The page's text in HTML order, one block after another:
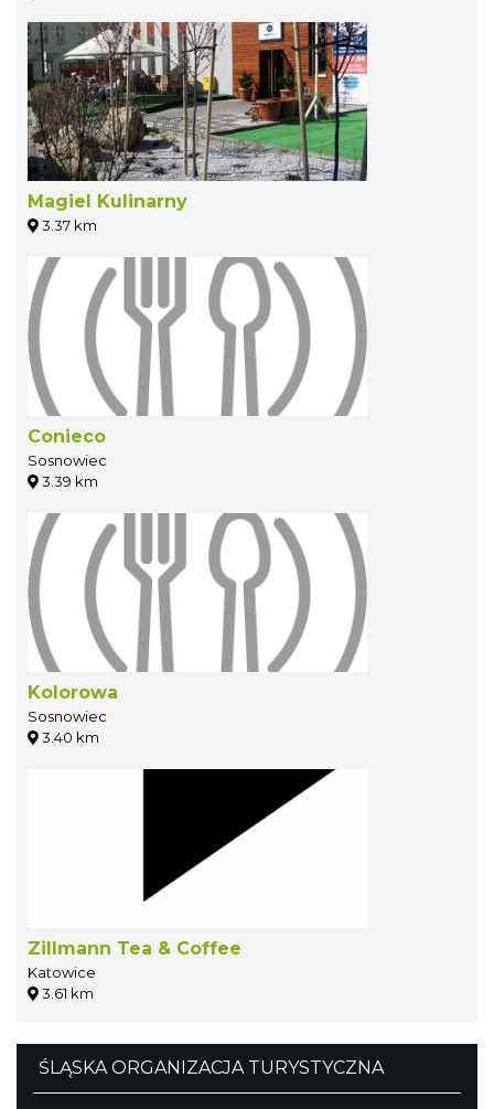
Magiel Kulinarny
3.37 km
Conieco
Sosnowiec
3.39 km
Kolorowa
Sosnowiec
3.40 km
Zillmann Tea & Coffee
Katowice
3.61 km
ŚLĄSKA ORGANIZACJA TURYSTYCZNA